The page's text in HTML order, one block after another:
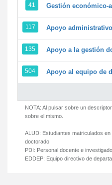
41 Gestión económico-
117 Apoyo
135 Apoyo a la gestión
504 Apoyo al equipo de
NOTA: Al pulsar sobre un
sobre el mismo.
ALUD: Estudiantes matriculados
doctorado
PDI: Personal docente e
EDDEP: Equipo directivo de